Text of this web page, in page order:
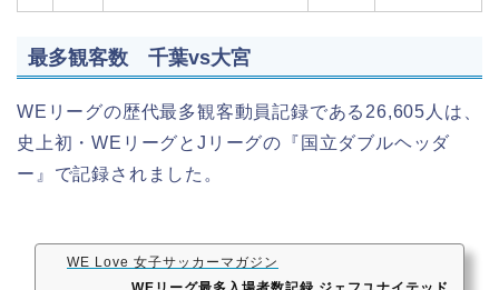
最多観客数 千葉vs大宮
WEリーグの歴代最多観客動員記録である26,605人は、
史上初・WEリーグとJリーグの『国立ダブルヘッダ
ー』で記録されました。
WE Love 女子サッカーマガジン